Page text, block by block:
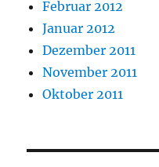
Februar 2012
Januar 2012
Dezember 2011
November 2011
Oktober 2011